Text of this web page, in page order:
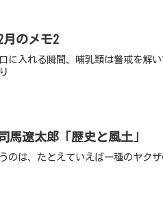
月のメモ2
に入れる瞬間、哺乳類は警戒を解
馬遼太郎「歴史と風土」
のは、たとえていえば一種のヤク